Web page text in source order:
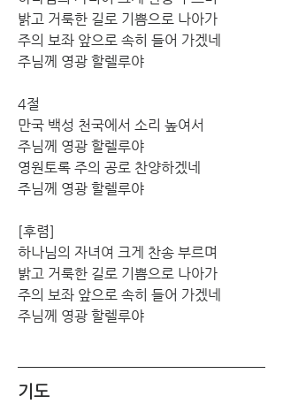
밝고 거룩한 길로 기쁨으로 나아가
주의 보좌 앞으로 속히 들어 가겠네
주님께 영광 할렐루야
4절
만국 백성 천국에서 소리 높여서
주님께 영광 할렐루야
영원토록 주의 공로 찬양하겠네
주님께 영광 할렐루야
[후렴]
하나님의 자녀여 크게 찬송 부르며
밝고 거룩한 길로 기쁨으로 나아가
주의 보좌 앞으로 속히 들어 가겠네
주님께 영광 할렐루야
기도